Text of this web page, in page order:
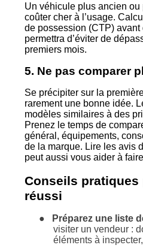
Un véhicule plus ancien ou
coûter cher à l’usage.
de possession (CTP) avant
permettra d’éviter de
premiers mois.
5. Ne pas comparer
Se précipiter sur la
rarement une bonne idée.
modèles similaires à des
Prenez le temps de
général, équipements,
de la marque. Lire les avis
peut aussi vous aider à
Conseils pratiques
réussi
● Préparez une liste
visiter un vendeur :
éléments à